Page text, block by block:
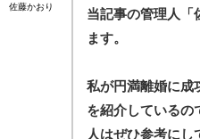
佐藤かおり
当記事の管理人「
ます。
私が円満離婚に成
を紹介しているの
人はぜひ参考にし